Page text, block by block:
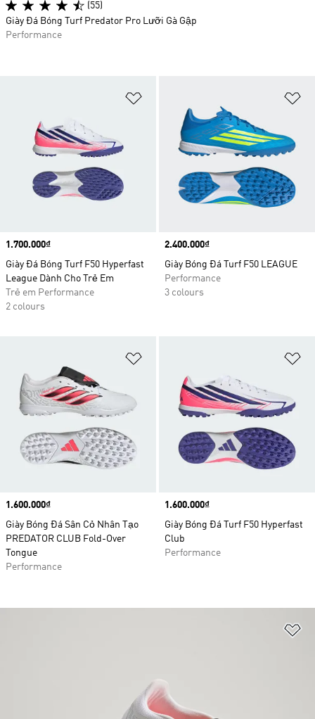
Price
1.700.000₫
Giày Đá Bóng Turf F50 Hyperfast
League Dành Cho Trẻ Em
Trẻ em Performance
2 colours
Price
2.400.000₫
Giày Bóng Đá Turf F50 LEAGUE
Performance
3 colours
Price
1.600.000₫
Giày Bóng Đá Sân Cỏ Nhân Tạo
PREDATOR CLUB Fold-Over
Tongue
Performance
Price
1.600.000₫
Giày Bóng Đá Turf F50 Hyperfast
Club
Performance
(55)
Giày Đá Bóng Turf Predator Pro Lưỡi Gà Gập
Performance